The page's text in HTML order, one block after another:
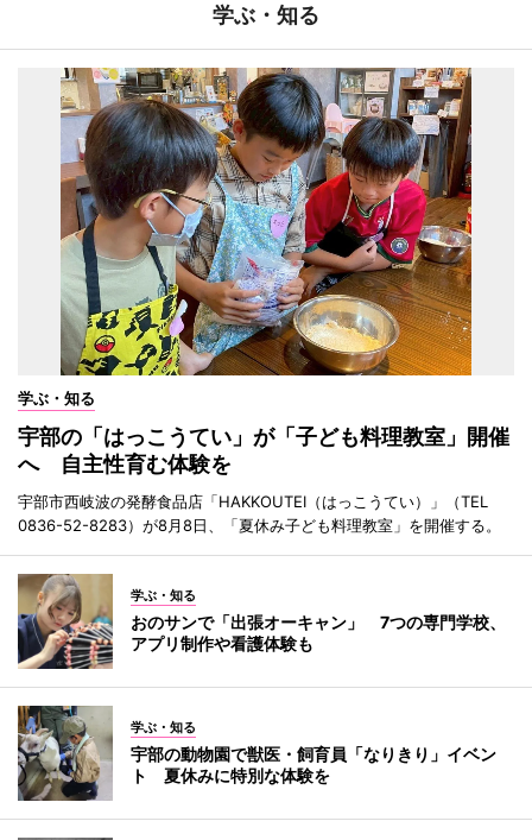
学ぶ・知る
学ぶ・知る
宇部の「はっこうてい」が「子ども料理教室」開催
へ 自主性育む体験を
宇部市西岐波の発酵食品店「HAKKOUTEI（はっこうてい）」（TEL
0836-52-8283）が8月8日、「夏休み子ども料理教室」を開催する。
学ぶ・知る
おのサンで「出張オーキャン」 7つの専門学校、
アプリ制作や看護体験も
学ぶ・知る
宇部の動物園で獣医・飼育員「なりきり」イベン
ト 夏休みに特別な体験を